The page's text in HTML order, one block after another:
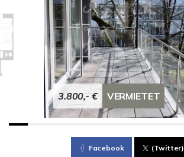
3.800,- € VERMIETET
Facebook (Twitter)